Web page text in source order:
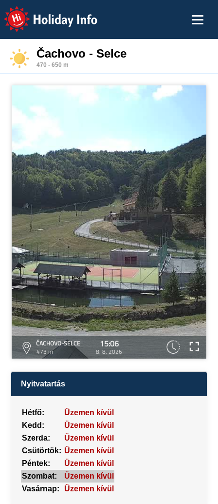
Holiday Info
Čachovo - Selce
470 - 650 m
ČACHOVO-SELCE
473 m
15:06
8. 8. 2026
Nyitvatartás
Hétfő:
Üzemen kívül
Kedd:
Üzemen kívül
Szerda:
Üzemen kívül
Csütörtök: Üzemen kívül
Péntek:
Üzemen kívül
Szombat:
Üzemen kívül
Vasárnap:
Üzemen kívül